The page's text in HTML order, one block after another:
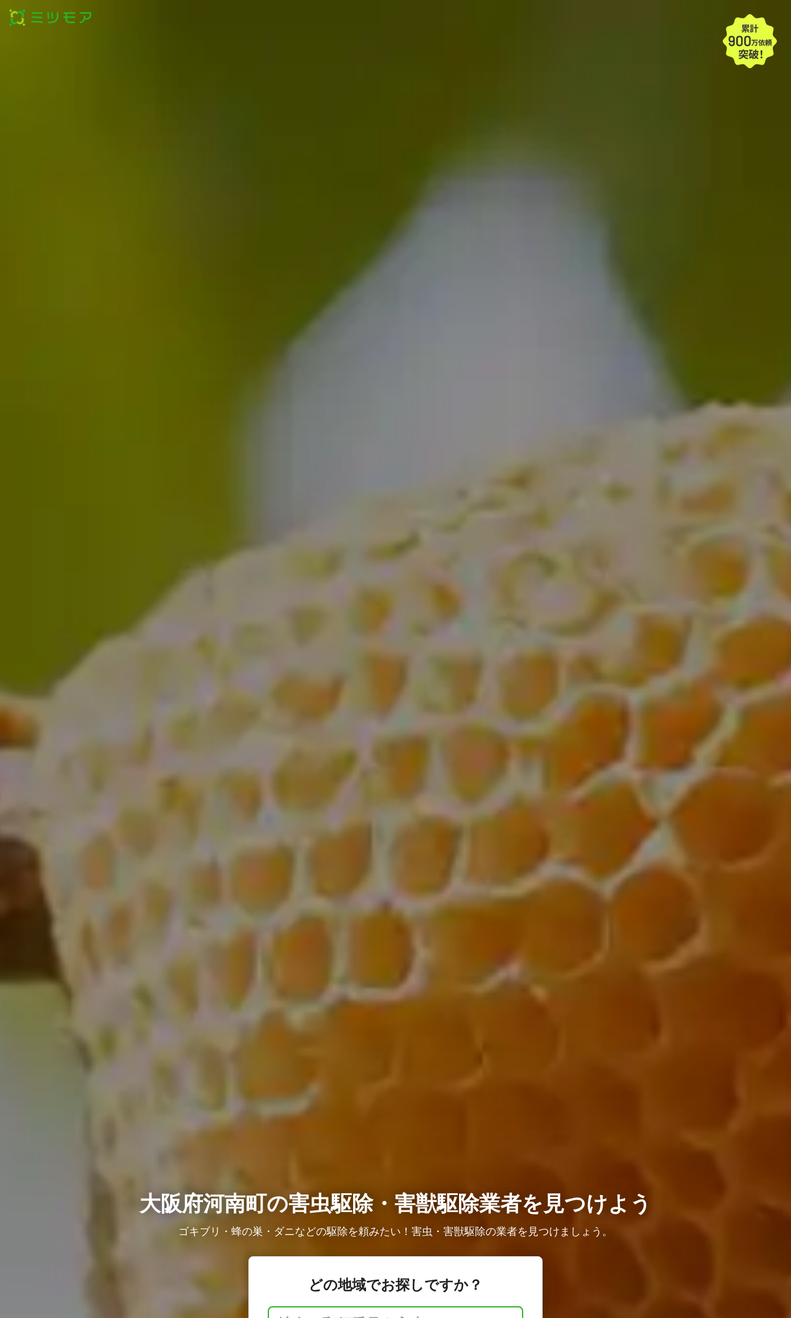
大阪府河南町の害虫駆除・害獣駆除業者を見つけよう
ゴキブリ・蜂の巣・ダニなどの駆除を頼みたい！害虫・害獣駆除の業者を見つけましょう。
どの地域でお探しですか？